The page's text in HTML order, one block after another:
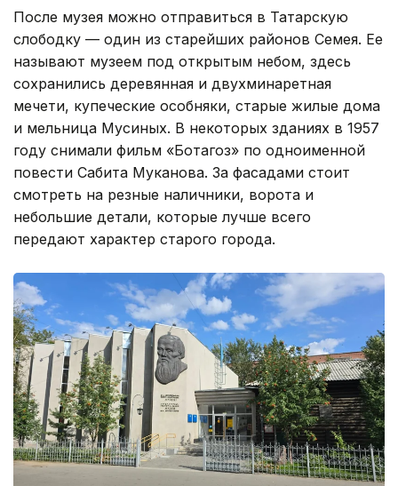
После музея можно отправиться в Татарскую
слободку — один из старейших районов Семея. Ее
называют музеем под открытым небом, здесь
сохранились деревянная и двухминаретная
мечети, купеческие особняки, старые жилые дома
и мельница Мусиных. В некоторых зданиях в 1957
году снимали фильм «Ботагоз» по одноименной
повести Сабита Муканова. За фасадами стоит
смотреть на резные наличники, ворота и
небольшие детали, которые лучше всего
передают характер старого города.